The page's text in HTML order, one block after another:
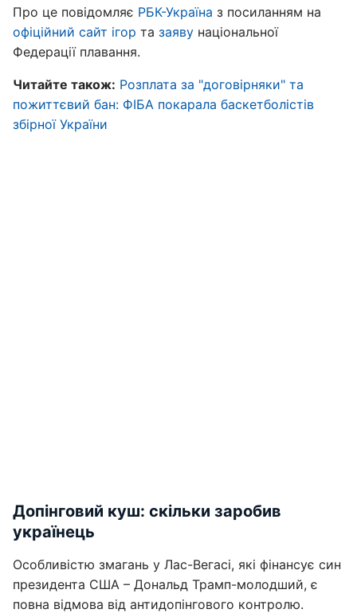
Про це повідомляє РБК-Україна з посиланням на
офіційний сайт ігор та заяву національної
Федерації плавання.
Читайте також: Розплата за "договірняки" та
пожиттєвий бан: ФІБА покарала баскетболістів
збірної України
Допінговий куш: скільки заробив
українець
Особливістю змагань у Лас-Вегасі, які фінансує син
президента США – Дональд Трамп-молодший, є
повна відмова від антидопінгового контролю.